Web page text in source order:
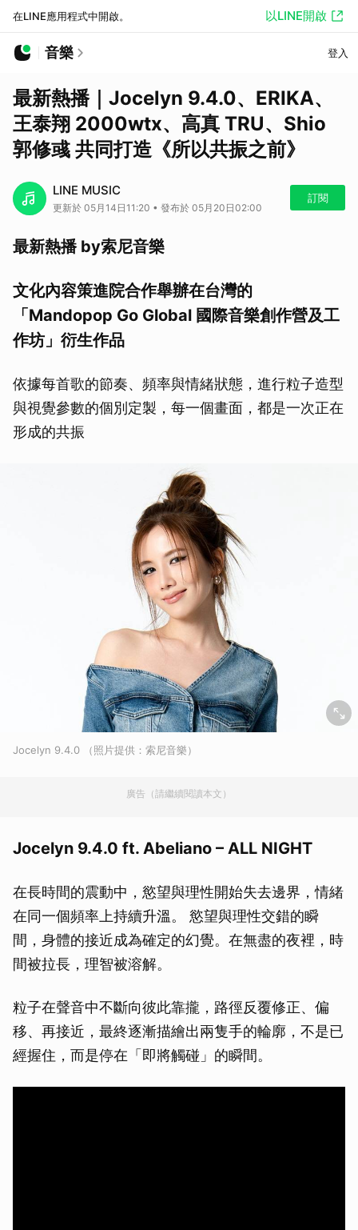
在LINE應用程式中開啟。 以LINE開啟
音樂 登入
最新熱播｜Jocelyn 9.4.0、ERIKA、
王泰翔 2000wtx、高真 TRU、Shio
郭修彧 共同打造《所以共振之前》
LINE MUSIC
更新於 05月14日11:20 • 發布於 05月20日02:00
訂閱
最新熱播 by索尼音樂
文化內容策進院合作舉辦在台灣的
「Mandopop Go Global 國際音樂創作營及工
作坊」衍生作品
依據每首歌的節奏、頻率與情緒狀態，進行粒子造型
與視覺參數的個別定製，每一個畫面，都是一次正在
形成的共振
Jocelyn 9.4.0 （照片提供：索尼音樂）
廣告（請繼續閱讀本文）
Jocelyn 9.4.0 ft. Abeliano – ALL NIGHT
在長時間的震動中，慾望與理性開始失去邊界，情緒
在同一個頻率上持續升溫。 慾望與理性交錯的瞬
間，身體的接近成為確定的幻覺。在無盡的夜裡，時
間被拉長，理智被溶解。
粒子在聲音中不斷向彼此靠攏，路徑反覆修正、偏
移、再接近，最終逐漸描繪出兩隻手的輪廓，不是已
經握住，而是停在「即將觸碰」的瞬間。